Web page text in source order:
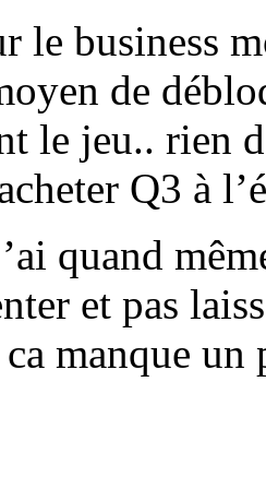
le business
de
le jeu.. rien
Q3 à
quand
et pas
manque un